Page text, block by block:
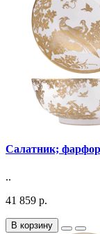
Салатник;
..
41 859 р.
В корзину